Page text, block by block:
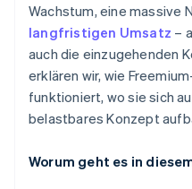
Wachstum, eine massive
langfristigen Umsatz –
auch die einzugehenden
erklären wir, wie
funktioniert, wo sie sich
belastbares Konzept
Worum geht es in